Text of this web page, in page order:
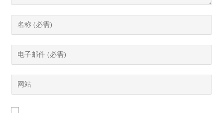
Enter
your
name
comment
Enter
your
email
address
Enter
your